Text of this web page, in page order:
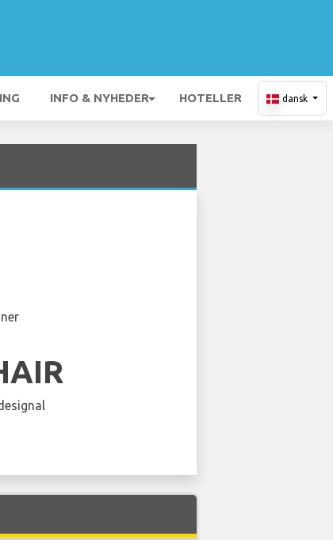
INFO & NYHEDER HOTELLER dansk